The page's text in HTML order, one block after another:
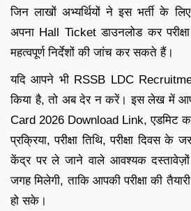
जिन लाखों अभ्यर्थियों ने इस भर्ती के
अपना Hall Ticket डाउनलोड कर
महत्वपूर्ण निर्देशों की जांच कर सकते हैं।
यदि आपने भी RSSB LDC
किया है, तो अब देर न करें। इस लेख में
Card 2026 Download Link, एडमिट
प्रक्रिया, परीक्षा तिथि, परीक्षा दिवस के
केंद्र पर ले जाने वाले आवश्यक दस्तावेज़ों
जगह मिलेगी, ताकि आपकी परीक्षा की
हो सके।